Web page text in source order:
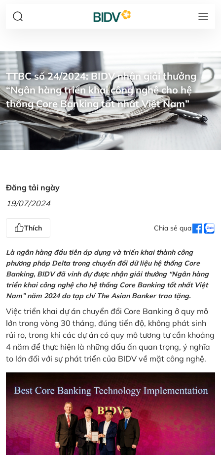
TTBC số 24/2024: BIDV nhận giải thưởng
“Ngân hàng triển khai công nghệ cho hệ
thống Core Banking tốt nhất Việt Nam”
Đăng tải ngày
19/07/2024
Thích Chia sẻ qua
Là ngân hàng đầu tiên áp dụng và triển khai thành công
phương pháp Delta trong chuyển đổi dữ liệu hệ thống Core
Banking, BIDV đã vinh đự được nhận giải thưởng “Ngân hàng
triển khai công nghệ cho hệ thống Core Banking tốt nhất Việt
Nam” năm 2024 do tạp chí The Asian Banker trao tặng.
Việc triển khai dự án chuyển đổi Core Banking ở quy mô
lớn trong vòng 30 tháng, đúng tiến độ, không phát sinh
rủi ro, trong khi các dự án có quy mô tương tự cần khoảng
4 năm để thực hiện là những dấu ấn quan trọng, ý nghĩa
to lớn đối với sự phát triển của BIDV về mặt công nghệ.